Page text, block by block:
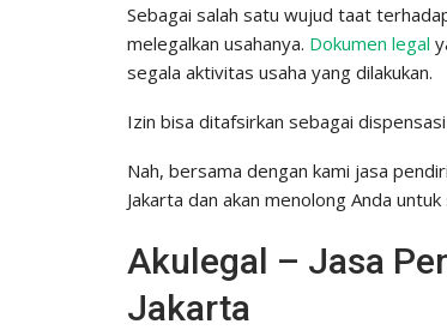
Sebagai salah satu wujud taat
melegalkan usahanya. Dokumen legal
segala aktivitas usaha yang dilakukan.
Izin bisa ditafsirkan sebagai
Nah, bersama dengan kami jasa
Jakarta dan akan menolong Anda
Akulegal – Jasa
Jakarta